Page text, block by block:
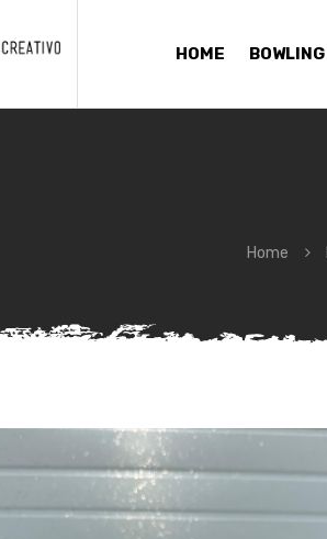
HOME BOWLING
Home